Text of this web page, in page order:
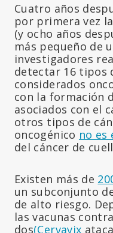
Cuatro años
por primera vez
(y ocho años
más pequeño de
investigadores
detectar 16 tipos
considerados
con la formación
asociados con el
otros tipos de
oncogénico no es
del cáncer de
Existen más de
un subconjunto
de alto riesgo.
las vacunas
dos(Cervavix